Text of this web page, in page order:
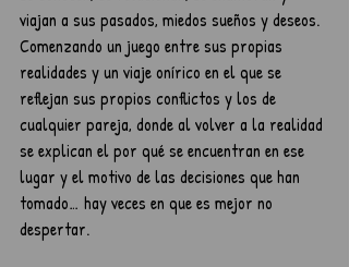
viajan a sus pasados, miedos sueños y deseos.
Comenzando un juego entre sus propias
realidades y un viaje onírico en el que se
reflejan sus propios conflictos y los de
cualquier pareja, donde al volver a la realidad
se explican el por qué se encuentran en ese
lugar y el motivo de las decisiones que han
tomado… hay veces en que es mejor no
despertar.